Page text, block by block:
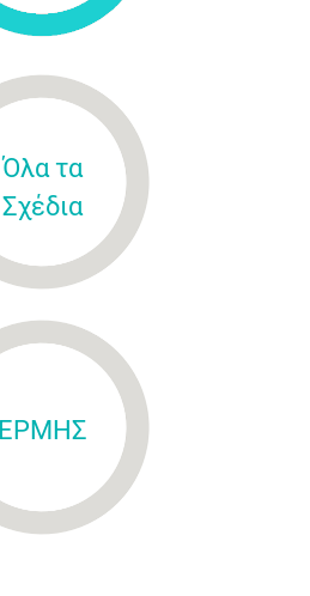
Όλα τα
Σχέδια
ΕΡΜΗΣ